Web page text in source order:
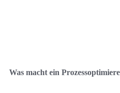
Was macht ein